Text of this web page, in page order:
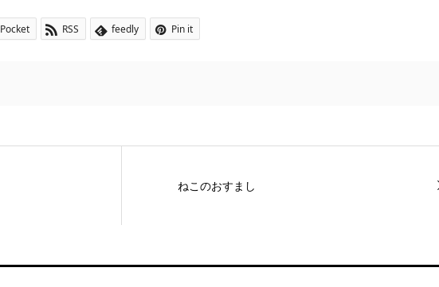
Pocket RSS feedly Pin it
ねこのおすまし